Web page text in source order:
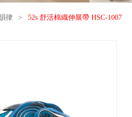
律 > 52s 舒活棉織伸展帶 HSC-1007